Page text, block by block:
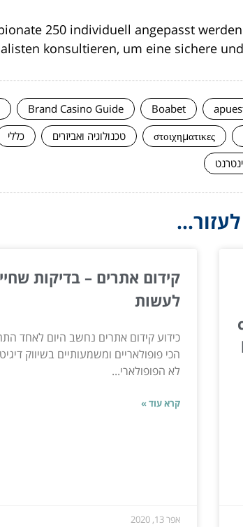
250 individuell angepasst
konsultieren, um eine sichere
Boabet
Brand Casino Guide
στοιχηματικες טכנולוגיה ואביזרים כללי
קידום אתרים – בדיקות
לעשות
כידוע קידום אתרים נחשב היום לאחד
הכי פופולאריים ומשמעותיים בשיווק
לא הפופולארי...
קרא עוד »
אפר 13, 2020